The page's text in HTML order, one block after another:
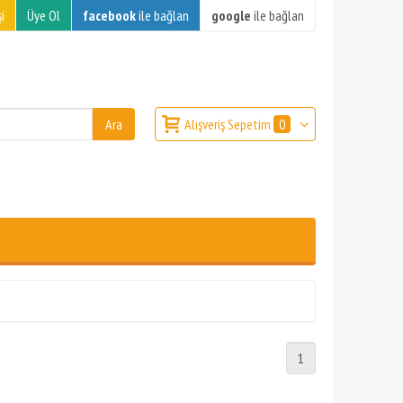
Üye Ol facebookile bağlan google ile bağlan
Alışveriş Sepetim 0
1